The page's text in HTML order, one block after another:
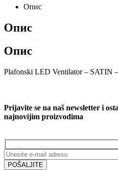
Опис
Опис
Опис
Plafonski LED Ventilator – SATIN
Prijavite se na naš newsletter i
najnovijim proizvodima